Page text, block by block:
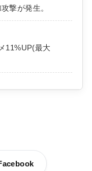
撃が発生。
11%UP(最大